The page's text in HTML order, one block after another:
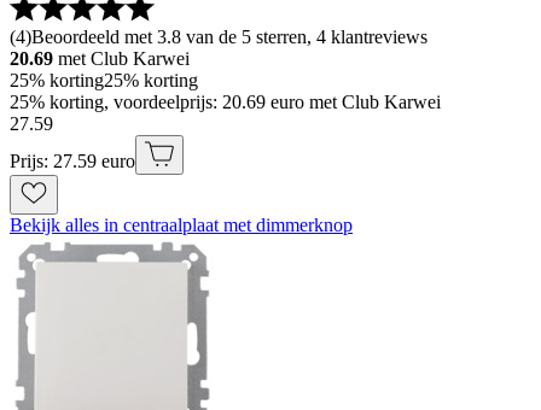
(4)Beoordeeld met 3.8 van de 5 sterren, 4 klantreviews
20.69 met Club Karwei
25% korting25% korting
25% korting, voordeelprijs: 20.69 euro met Club Karwei
27.59
Prijs: 27.59 euro
Bekijk alles in centraalplaat met dimmerknop